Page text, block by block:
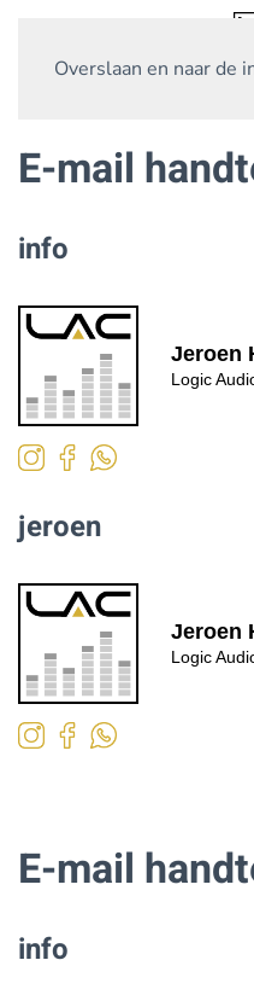
Overslaan en naar de
E-mail
info
Jeroen
Logic
jeroen
Jeroen
Logic
E-mail
info